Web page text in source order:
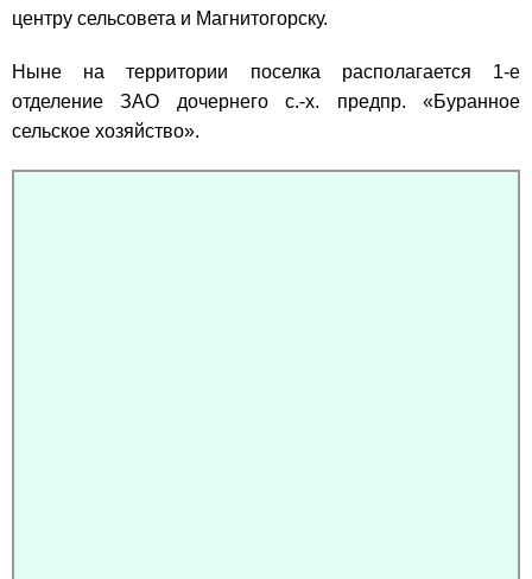
центру сельсовета и Магнитогорску.
Ныне на территории поселка располагается 1-е
отделение ЗАО дочернего с.-х. предпр. «Буранное
сельское хозяйство».